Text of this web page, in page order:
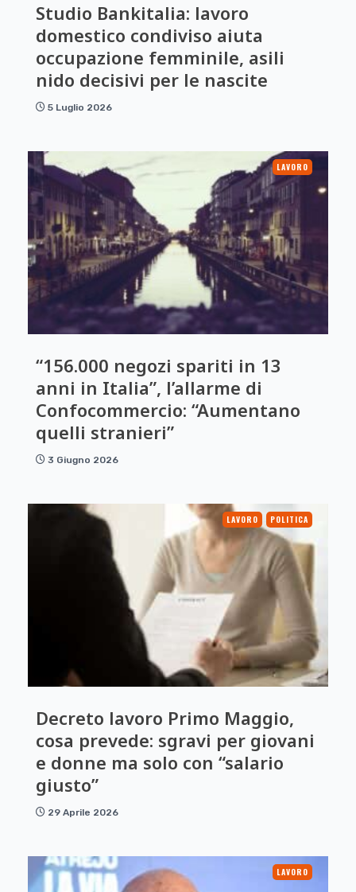
Studio Bankitalia: lavoro
domestico condiviso aiuta
occupazione femminile, asili
nido decisivi per le nascite
5 Luglio 2026
LAVORO
“156.000 negozi spariti in 13
anni in Italia”, l’allarme di
Confocommercio: “Aumentano
quelli stranieri”
3 Giugno 2026
LAVORO POLITICA
Decreto lavoro Primo Maggio,
cosa prevede: sgravi per giovani
e donne ma solo con “salario
giusto”
29 Aprile 2026
LAVORO